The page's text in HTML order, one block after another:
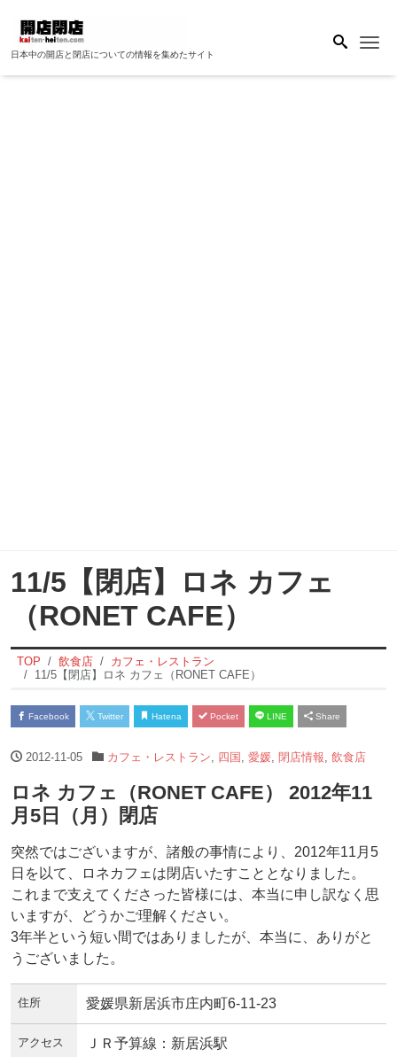
日本中の開店と閉店についての情報を集めたサイト
11/5【閉店】ロネ カフェ
（RONET CAFE）
TOP 飲食店
カフェ・レストラン
11/5【閉店】ロネ カフェ（RONET CAFE）
Facebook Twitter Hatena Pocket LINE Share
2012-11-05 カフェ・レストラン 四国 愛媛, 閉店情報 飲食店
ロネ カフェ（RONET CAFE） 2012年11
月5日（月）閉店
突然ではございますが、諸般の事情により、2012年11月5
日を以て、ロネカフェは閉店いたすこととなりました。
これまで支えてくださった皆様には、本当に申し訳なく思
いますが、どうかご理解ください。
3年半という短い間ではありましたが、本当に、ありがと
うございました。
住所 愛媛県新居浜市庄内町6-11-23
アクセス ＪＲ予算線：新居浜駅